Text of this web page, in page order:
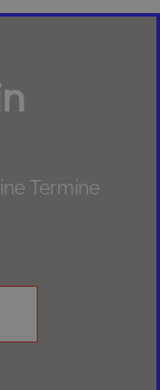
Termine